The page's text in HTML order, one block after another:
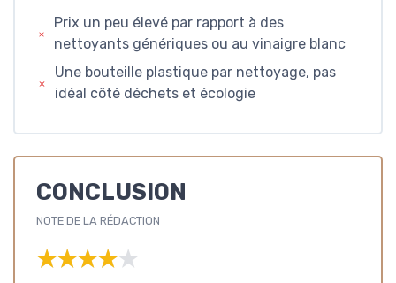
Prix un peu élevé par rapport à des
nettoyants génériques ou au vinaigre blanc
Une bouteille plastique par nettoyage, pas
idéal côté déchets et écologie
CONCLUSION
NOTE DE LA RÉDACTION
★★★★★
★★★★★